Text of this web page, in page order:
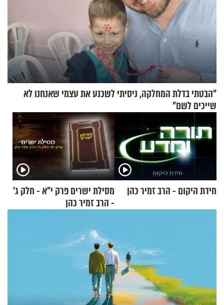
"הבטתי בדלת המחלקה, ניסיתי לשכנע את עצמי שאנחנו לא
שייכים לשם"
חידת היקום - הרב זמיר כהן
מסילת ישרים פרק י"א - חלק ג’
- הרב זמיר כהן